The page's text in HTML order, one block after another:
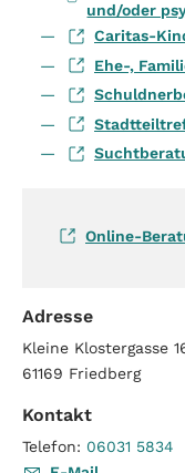
und/oder
Caritas-
Ehe-,
Online-
Adresse
Kleine Klostergasse
61169 Friedberg
Kontakt
Telefon: 06031 5834